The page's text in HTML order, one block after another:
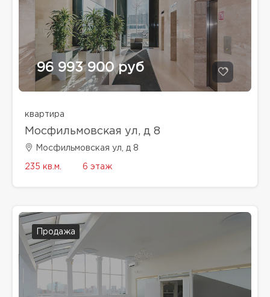
96 993 900 руб
квартира
Мосфильмовская ул, д 8
Мосфильмовская ул, д 8
235 кв.м. 6 этаж
Продажа